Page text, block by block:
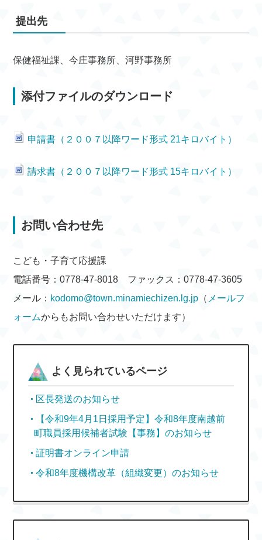
提出先
保健福祉課、今庄事務所、河野事務所
添付ファイルのダウンロード
申請書（２００７以降ワード形式 21キロバイト）
請求書（２００７以降ワード形式 15キロバイト）
お問い合わせ先
こども・子育て応援課
電話番号：0778-47-8018 ファックス：0778-47-3605
メール： kodomo@town.minamiechizen.lg.jp （ メールフ
ォームからもお問い合わせいただけます）
よく見られているページ
区長発送のお知らせ
【令和9年4月1日採用予定】令和8年度南越前
町職員採用候補者試験【事務】のお知らせ
証明書オンライン申請
令和8年度機構改革（組織変更）のお知らせ